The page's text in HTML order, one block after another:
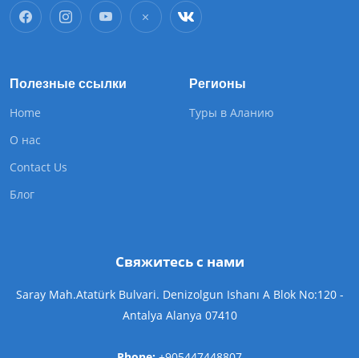
Полезные ссылки
Home
О нас
Contact Us
Блог
Регионы
Туры в Аланию
Свяжитесь с нами
Saray Mah.Atatürk Bulvari. Denizolgun Ishanı A Blok No:120 -
Antalya Alanya 07410